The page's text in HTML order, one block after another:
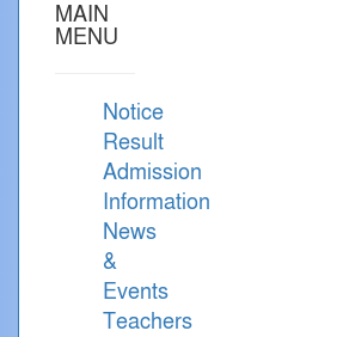
MAIN
MENU
Notice
Result
Admission
Information
News
&
Events
Teachers